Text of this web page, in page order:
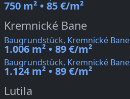
750 m² • 85 €/m²
Kremnické Bane
Baugrundstück, Kremnické Bane
1.006 m² • 89 €/m²
Baugrundstück, Kremnické Bane
1.124 m² • 89 €/m²
Lutila